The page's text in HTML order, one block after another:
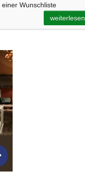
einer Wunschliste
weiterlesen